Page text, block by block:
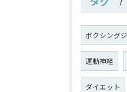
ボクシング
運動神経
ダイエット